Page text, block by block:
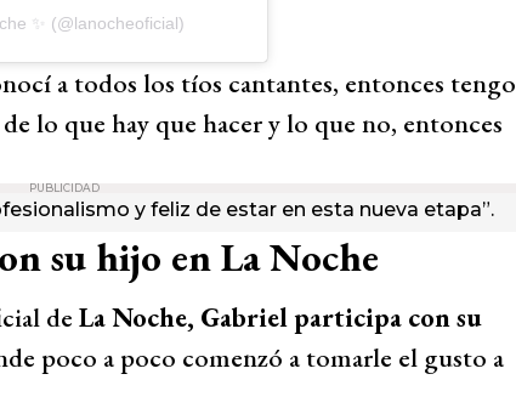
✨ (@lanocheoficial)
a todos los tíos cantantes, entonces tengo
lo que hay que hacer y lo que no, entonces
PUBLICIDAD
y feliz de estar en esta nueva etapa”.
su hijo en La Noche
de La Noche, Gabriel participa con su
poco a poco comenzó a tomarle el gusto a